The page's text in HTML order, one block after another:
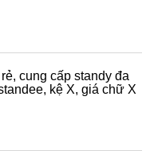
cung cấp standy đa
kệ X, giá chữ X